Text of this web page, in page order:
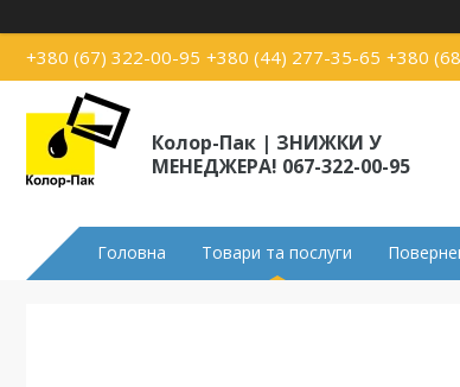
+380 (67) 322-00-95 +380 (44) 277-35-65 +380
Колор-Пак | ЗНИЖКИ У
МЕНЕДЖЕРА! 067-322-00-95
Головна Товари та послуги